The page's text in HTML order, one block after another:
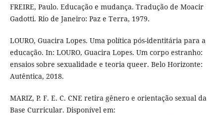
FREIRE, Paulo. Educação e mudança. Tradução de Moacir
Gadotti. Rio de Janeiro: Paz e Terra, 1979.
LOURO, Guacira Lopes. Uma política pós-identitária para a
educação. In: LOURO, Guacira Lopes. Um corpo estranho:
ensaios sobre sexualidade e teoria queer. Belo Horizonte:
Autêntica, 2018.
MARIZ, P. F. E. C. CNE retira gênero e orientação sexual da
Base Curricular. Disponível em: